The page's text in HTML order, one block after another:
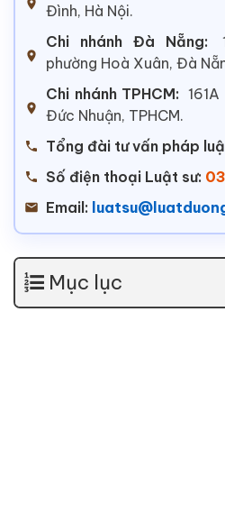
Đình, Hà Nội.
Chi nhánh Đà Nẵng:
phường Hoà Xuân, Đà
Chi nhánh TPHCM:
Đức Nhuận, TPHCM.
Tổng đài tư vấn pháp
Số điện thoại Luật sư:
Email:
Mục lục